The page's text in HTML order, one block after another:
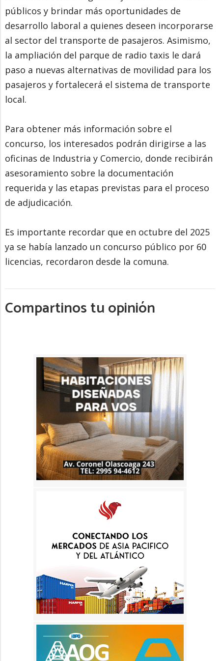
públicos y brindar más oportunidades de
desarrollo laboral a quienes deseen incorporarse
al sector del transporte de pasajeros. Asimismo,
la ampliación del parque de radio taxis le dará
paso a nuevas alternativas de movilidad para los
pasajeros y fortalecerá el sistema de transporte
local.
Para obtener más información sobre el
concurso, los interesados podrán dirigirse a las
oficinas de Industria y Comercio, donde recibirán
asesoramiento sobre la documentación
requerida y las etapas previstas para el proceso
de adjudicación.
Es importante recordar que en octubre del 2025
ya se había lanzado un concurso público por 60
licencias, recordaron desde la comuna.
Compartinos tu opinión